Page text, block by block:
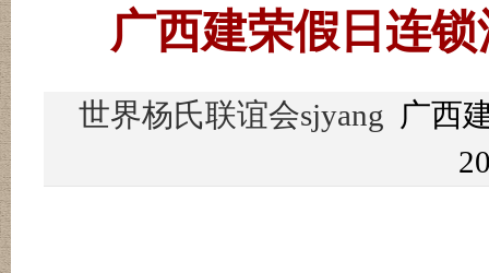
广西建荣假日连
世界杨氏联谊会sjyang 广西